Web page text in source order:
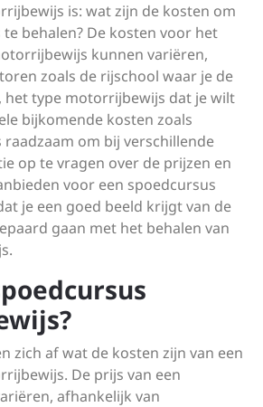
is: wat zijn de kosten om
behalen? De kosten voor het
kunnen variëren,
zoals de rijschool waar je de
het type motorrijbewijs dat je wilt
bijkomende kosten zoals
raadzaam om bij verschillende
op te vragen over de prijzen en
voor een spoedcursus
je een goed beeld krijgt van de
gaan met het behalen van
zich af wat de kosten zijn van een
De prijs van een
afhankelijk van